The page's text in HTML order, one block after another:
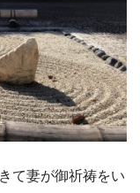
て妻が御祈祷をい